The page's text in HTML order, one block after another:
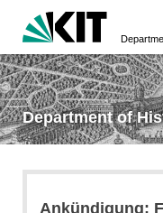
Department of
Ankündigung: